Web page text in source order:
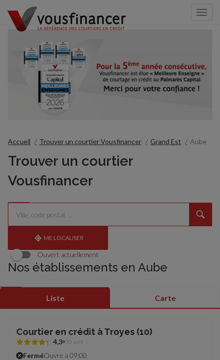
Accueil Trouver un courtier Vousfinancer Grand Est Aube
Trouver un courtier
Vousfinancer
Rechercher
Veuillez
renseigner
adresse
{{count}}
résultat(s)
ME LOCALISER
Ouvert actuellement
Nos établissements en Aube
Liste Carte
Courtier en crédit à Troyes (10)
4,3 93 avis
FerméOuvre à 09:00